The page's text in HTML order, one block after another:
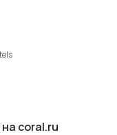
coral.ru